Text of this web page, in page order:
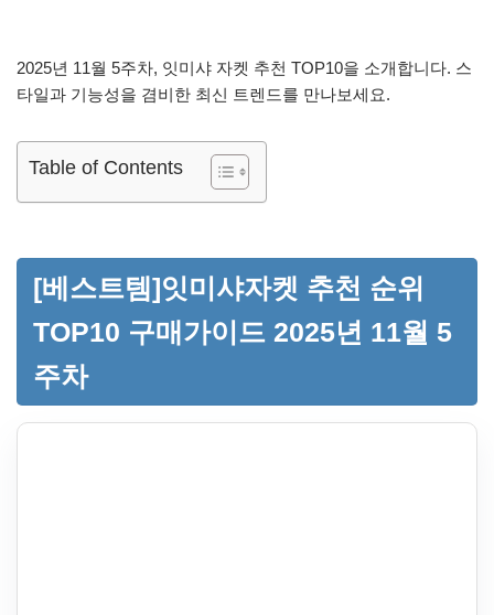
2025년 11월 5주차, 잇미샤 자켓 추천 TOP10을 소개합니다. 스
타일과 기능성을 겸비한 최신 트렌드를 만나보세요.
Table of Contents
[베스트템]잇미샤자켓 추천 순위
TOP10 구매가이드 2025년 11월 5
주차